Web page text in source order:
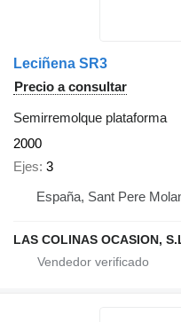
Leciñena SR3
Precio a consultar
Semirremolque plataforma
2000
Ejes 3
España, Sant Pere
LAS COLINAS OCASION,